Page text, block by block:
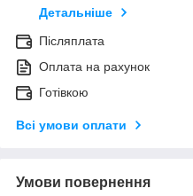
Детальніше
Післяплата
Оплата на рахунок
Готівкою
Всі умови оплати
Умови повернення